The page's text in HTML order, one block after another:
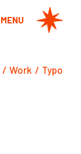
MENU
Work Typo